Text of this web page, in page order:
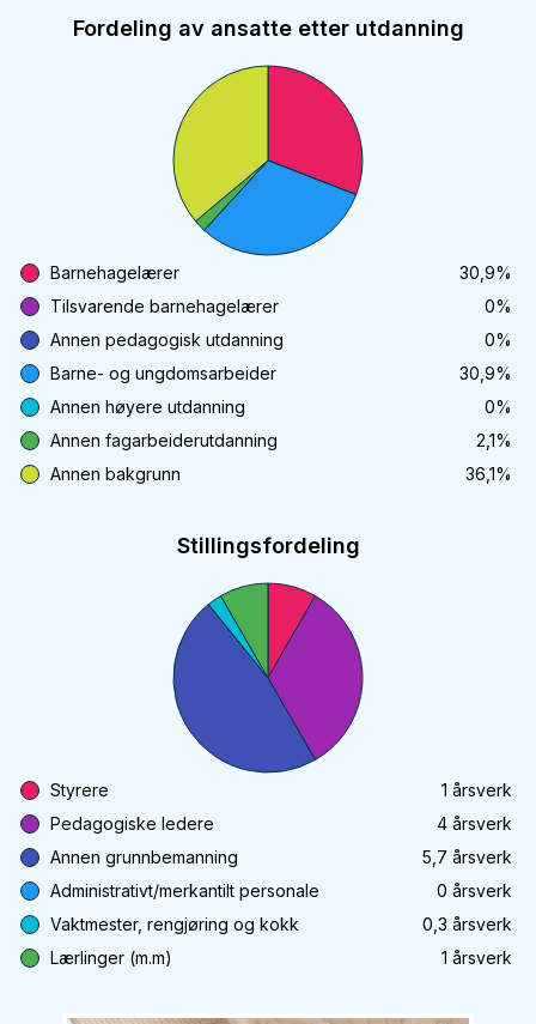
Fordeling av ansatte etter utdanning
Barnehagelærer 30,9%
Tilsvarende barnehagelærer
0%
Annen pedagogisk utdanning
0%
Barne- og ungdomsarbeider
30,9%
Annen høyere utdanning
0%
Annen fagarbeiderutdanning
2,1%
Annen bakgrunn
36,1%
Stillingsfordeling
Styrere 1 årsverk
Pedagogiske ledere
4 årsverk
Annen grunnbemanning
5,7 årsverk
Administrativt/merkantilt personale
0 årsverk
Vaktmester, rengjøring og kokk
0,3 årsverk
Lærlinger (m.m)
1 årsverk